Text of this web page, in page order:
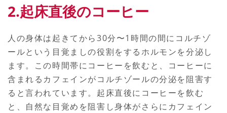
2.起床直後のコーヒー
人の身体は起きてから30分〜1時間の間にコルチゾ
ールという目覚ましの役割をするホルモンを分泌し
ます。この時間帯にコーヒーを飲むと、コーヒーに
含まれるカフェインがコルチゾールの分泌を阻害す
ると言われています。起床直後にコーヒーを飲む
と、自然な目覚めを阻害し身体がさらにカフェイン